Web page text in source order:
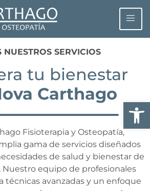
NUESTROS SERVICIOS
tu bienestar
Carthago
Fisioterapia y Osteopatía,
gama de servicios diseñados
de salud y bienestar de
Nuestro equipo de profesionales
técnicas avanzadas y un enfoque